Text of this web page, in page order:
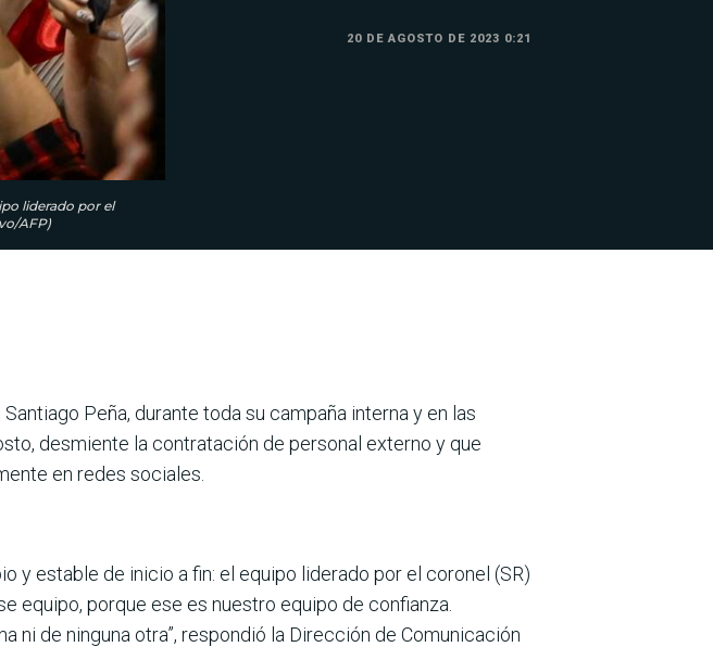
liderado por el
AFP)
20 DE AGOSTO DE 2023 0:21
Peña, durante toda su campaña interna y en las
desmiente la contratación de personal externo y que
en redes sociales.
y estable de inicio a fin: el equipo liderado por el coronel (SR)
equipo, porque ese es nuestro equipo de confianza.
de ninguna otra”, respondió la Dirección de Comunicación